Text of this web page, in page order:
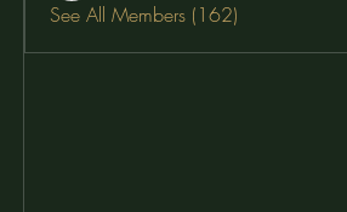
See All Members (162)